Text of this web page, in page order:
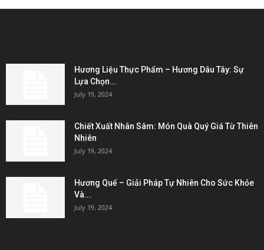
Hương Liệu Thực Phẩm – Hương Dâu Tây: Sự
Lựa Chọn...
July 19, 2024
Chiết Xuất Nhân Sâm: Món Quà Quý Giá Từ Thiên
Nhiên
July 19, 2024
Hương Quế – Giải Pháp Tự Nhiên Cho Sức Khỏe
Và...
July 19, 2024